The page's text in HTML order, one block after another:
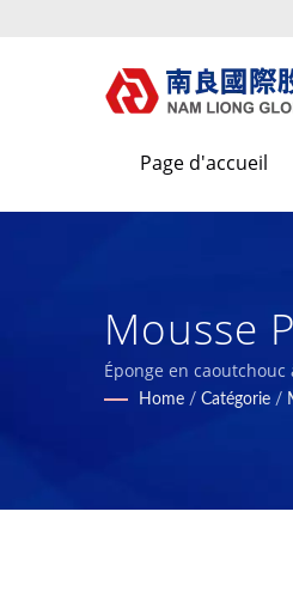
Page d'accueil
Mousse
Éponge en
Home / Catégorie /